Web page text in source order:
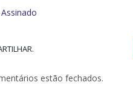
estão fechados.